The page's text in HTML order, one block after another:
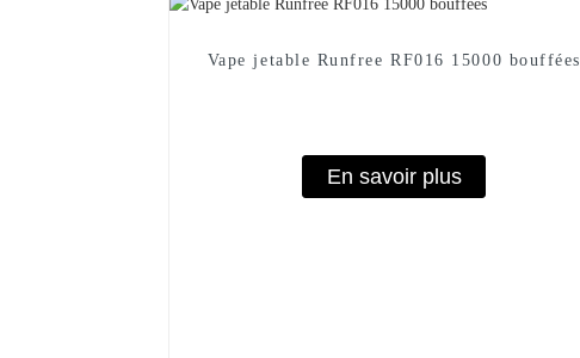
Vape jetable Runfree RF016 15000 bouffées
En savoir plus